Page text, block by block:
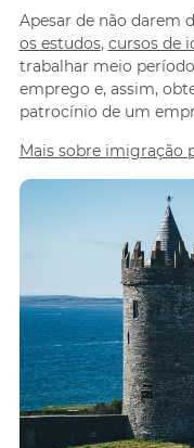
Apesar de não darem
os estudos, cursos de
trabalhar meio
emprego e, assim,
patrocínio de um
Mais sobre imigração